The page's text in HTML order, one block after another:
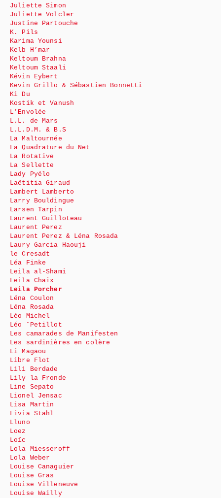
Juliette Simon
Juliette Volcler
Justine Partouche
K. Pils
Karima Younsi
Kelb H’mar
Keltoum Brahna
Keltoum Staali
Kévin Eybert
Kevin Grillo & Sébastien Bonnetti
Ki Du
Kostik et Vanush
L’Envolée
L.L. de Mars
L.L.D.M. & B.S
La Maltournée
La Quadrature du Net
La Rotative
La Sellette
Lady Pyélo
Laëtitia Giraud
Lambert Lamberto
Larry Bouldingue
Larsen Tarpin
Laurent Guilloteau
Laurent Perez
Laurent Perez & Léna Rosada
Laury Garcia Haouji
le Cresadt
Léa Finke
Leila al-Shami
Leila Chaix
Leila Porcher
Léna Coulon
Léna Rosada
Léo Michel
Léo ¨Petillot
Les camarades de Manifesten
Les sardinières en colère
Li Magaou
Libre Flot
Lili Berdade
Lily la Fronde
Line Sepato
Lionel Jensac
Lisa Martin
Livia Stahl
Lluno
Loez
Loïc
Lola Miesseroff
Lola Weber
Louise Canaguier
Louise Gras
Louise Villeneuve
Louise Wailly